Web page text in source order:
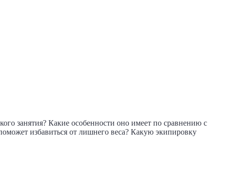
занятия? Какие особенности оно имеет по сравнению с
избавиться от лишнего веса? Какую экипировку